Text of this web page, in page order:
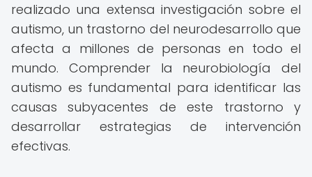
realizado una extensa investigación sobre el
autismo, un trastorno del neurodesarrollo que
afecta a millones de personas en todo el
mundo. Comprender la neurobiología del
autismo es fundamental para identificar las
causas subyacentes de este trastorno y
desarrollar estrategias de intervención
efectivas.